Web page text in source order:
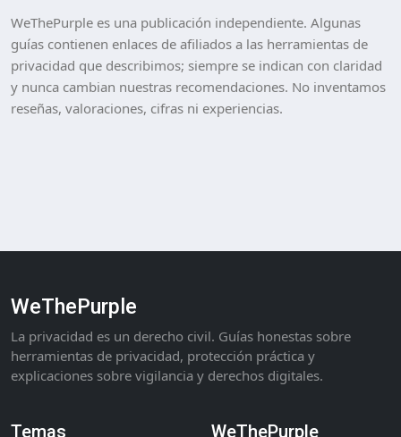
WeThePurple es una publicación independiente. Algunas
guías contienen enlaces de afiliados a las herramientas de
privacidad que describimos; siempre se indican con claridad
y nunca cambian nuestras recomendaciones. No inventamos
reseñas, valoraciones, cifras ni experiencias.
WeThePurple
La privacidad es un derecho civil. Guías honestas sobre
herramientas de privacidad, protección práctica y
explicaciones sobre vigilancia y derechos digitales.
Temas WeThePurple